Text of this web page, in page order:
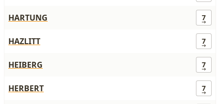
HARTUNG 7
HAZLITT 7
HEIBERG 7
HERBERT 7